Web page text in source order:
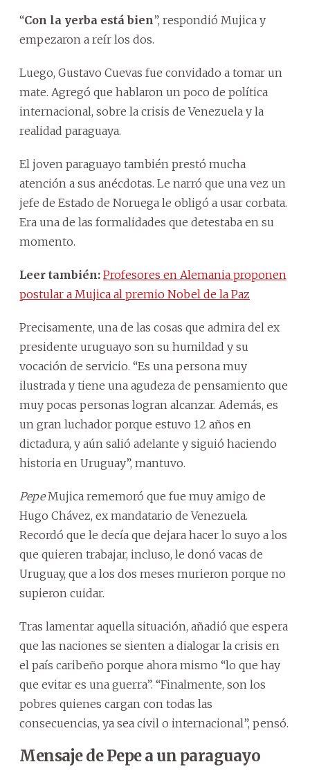
“Con la yerba está bien”, respondió Mujica y
empezaron a reír los dos.
Luego, Gustavo Cuevas fue convidado a tomar un
mate. Agregó que hablaron un poco de política
internacional, sobre la crisis de Venezuela y la
realidad paraguaya.
El joven paraguayo también prestó mucha
atención a sus anécdotas. Le narró que una vez un
jefe de Estado de Noruega le obligó a usar corbata.
Era una de las formalidades que detestaba en su
momento.
Leer también: Profesores en Alemania proponen
postular a Mujica al premio Nobel de la Paz
Precisamente, una de las cosas que admira del ex
presidente uruguayo son su humildad y su
vocación de servicio. “Es una persona muy
ilustrada y tiene una agudeza de pensamiento que
muy pocas personas logran alcanzar. Además, es
un gran luchador porque estuvo 12 años en
dictadura, y aún salió adelante y siguió haciendo
historia en Uruguay”, mantuvo.
PepeMujica rememoró que fue muy amigo de
Hugo Chávez, ex mandatario de Venezuela.
Recordó que le decía que dejara hacer lo suyo a los
que quieren trabajar, incluso, le donó vacas de
Uruguay, que a los dos meses murieron porque no
supieron cuidar.
Tras lamentar aquella situación, añadió que espera
que las naciones se sienten a dialogar la crisis en
el país caribeño porque ahora mismo “lo que hay
que evitar es una guerra”. “Finalmente, son los
pobres quienes cargan con todas las
consecuencias, ya sea civil o internacional”, pensó.
Mensaje de Pepe a un paraguayo